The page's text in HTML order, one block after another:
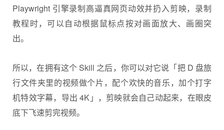
Playwright 引擎录制高逼真网页动效并扔入剪映，录制
教程时，可以自动根据鼠标点按对画面放大、画圈突
出。
所以，在拥有这个 Skill 之后，你可以对它说「把 D 盘旅
行文件夹里的视频做个片，配个欢快的音乐，加个打字
机特效字幕，导出 4K」，剪映就会自己动起来，在眼皮
底下飞速剪完视频。